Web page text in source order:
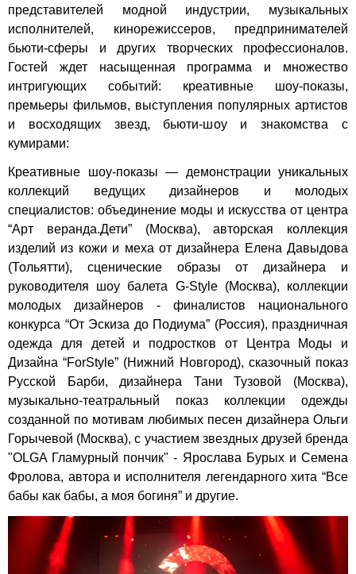
представителей модной индустрии, музыкальных
исполнителей, кинорежиссеров, предпринимателей
бьюти-сферы и других творческих профессионалов.
Гостей ждет насыщенная программа и множество
интригующих событий: креативные шоу-показы,
премьеры фильмов, выступления популярных артистов
и восходящих звезд, бьюти-шоу и знакомства с
кумирами:
Креативные шоу-показы — демонстрации уникальных
коллекций ведущих дизайнеров и молодых
специалистов: объединение моды и искусства от центра
“Арт веранда.Дети” (Москва), авторская коллекция
изделий из кожи и меха от дизайнера Елена Давыдова
(Тольятти), сценические образы от дизайнера и
руководителя шоу балета G-Style (Москва), коллекции
молодых дизайнеров - финалистов национального
конкурса “От Эскиза до Подиума” (Россия), праздничная
одежда для детей и подростков от Центра Моды и
Дизайна “ForStyle” (Нижний Новгород), сказочный показ
Русской Барби, дизайнера Тани Тузовой (Москва),
музыкально-театральный показ коллекции одежды
созданной по мотивам любимых песен дизайнера Ольги
Горычевой (Москва), с участием звездных друзей бренда
"OLGA Гламурный пончик" - Ярослава Бурых и Семена
Фролова, автора и исполнителя легендарного хита “Все
бабы как бабы, а моя богиня” и другие.